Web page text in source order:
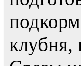
клубня,